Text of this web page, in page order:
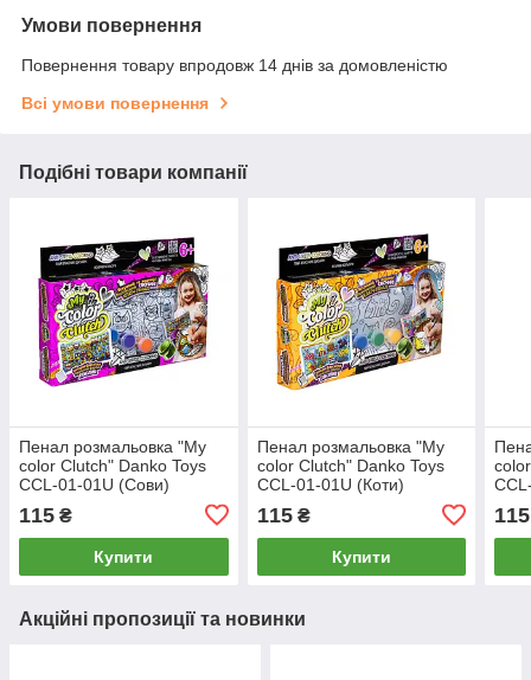
Умови повернення
Повернення товару впродовж 14 днів за домовленістю
Всі умови повернення
Подібні товари компанії
Пенал розмальовка "My
color Clutch" Danko Toys
CCL-01-01U (Сови)
115 ₴
Купити
Пенал розмальовка "My
color Clutch" Danko Toys
CCL-01-01U (Коти)
115₴
Купити
115
Акційні пропозиції та новинки